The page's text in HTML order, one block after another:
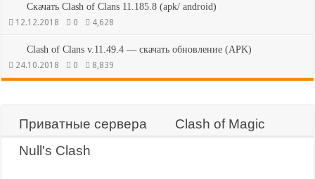
Скачать Clash of Clans 11.185.8 (apk/ android)
12.12.2018 0 4,628
Clash of Clans v.11.49.4 — скачать обновление (APK)
24.10.2018 0 8,839
Приватные сервера
Clash of Magic
Null's Clash